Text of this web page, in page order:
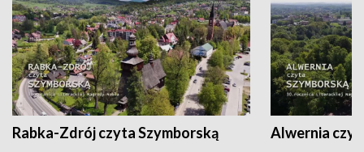
Rabka-Zdrój czyta Szymborską Alwernia